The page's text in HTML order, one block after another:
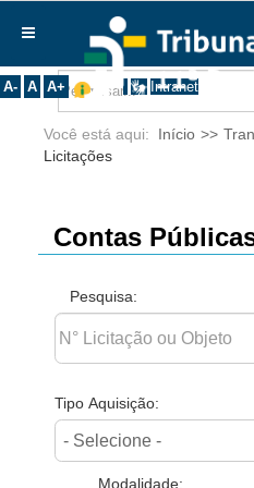
English
Português|Español
A- A A+ Intranet
Institucional
Histórico
Presidência
Desembargadores
Seções Especializadas
Juízes Roraima
Juízes Interior
Você está aqui: Início >>
Licitações
Contas
Pesquisa:
Tipo Aquisição:
Modalidade: